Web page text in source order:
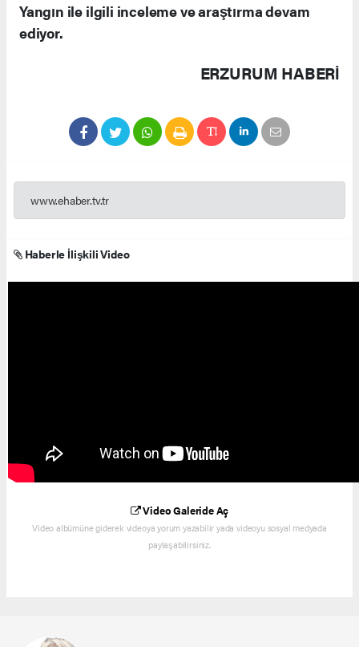
Yangın ile ilgili inceleme ve araştırma devam
ediyor.
ERZURUM HABERİ
www.ehaber.tv.tr
Haberle İlişkili Video
Video Galeride Aç
Video albümüne giderek videoya yorum yazabilir yada videoyu sosyal medyada
paylaşabilirsiniz.